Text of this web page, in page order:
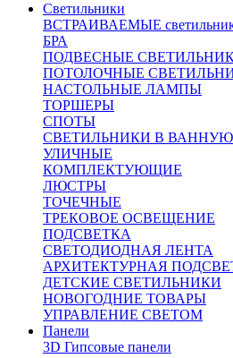
Светильники
ВСТРАИВАЕМЫЕ
БРА
ПОДВЕСНЫЕ
ПОТОЛОЧНЫЕ
НАСТОЛЬНЫЕ ЛАМПЫ
ТОРШЕРЫ
СПОТЫ
СВЕТИЛЬНИКИ В
УЛИЧНЫЕ
КОМПЛЕКТУЮЩИЕ
ЛЮСТРЫ
ТОЧЕЧНЫЕ
ТРЕКОВОЕ ОСВЕЩЕНИЕ
ПОДСВЕТКА
СВЕТОДИОДНАЯ ЛЕНТА
АРХИТЕКТУРНАЯ
ДЕТСКИЕ СВЕТИЛЬНИКИ
НОВОГОДНИЕ ТОВАРЫ
УПРАВЛЕНИЕ СВЕТОМ
Панели
3D Гипсовые панели